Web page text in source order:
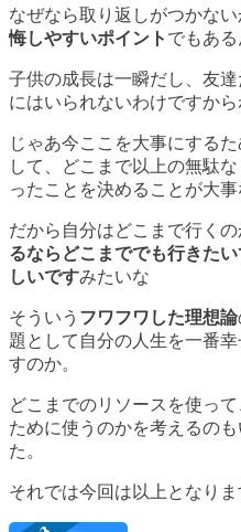
なぜなら取り返しがつかない
悔しやすいポイント でもある
子供の成長は一瞬だし、友
にはいられないわけですから
じゃあ今ここを大事にする
して、どこまで以上の無駄
ったことを決めることが大事
だから自分はどこまで行く
るならどこまででも行きた
しいですみたいな
そういう フワフワした理想論
題として自分の人生を一番
すのか。
どこまでのリソースを使っ
ために使うのかを考えるの
た。
それでは今回は以上となり